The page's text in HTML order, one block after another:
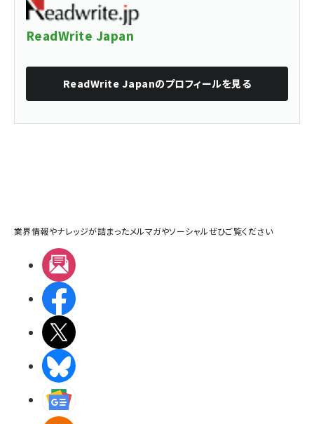
ReadWrite Japan
ReadWrite Japanのプロフィールを見る
業界情報やナレッジが詰まったメルマガやソーシャルぜひご覧ください